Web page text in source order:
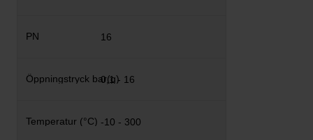
16
0,1 - 16
-10 - 300